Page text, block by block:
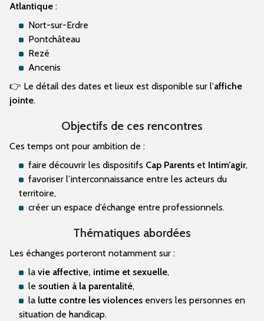
Atlantique :
Nort-sur-Erdre
Pontchâteau
Rezé
Ancenis
👉 Le détail des dates et lieux est disponible sur l’affiche
jointe.
Objectifs de ces rencontres
Ces temps ont pour ambition de :
faire découvrir les dispositifs Cap Parents et Intim’agir,
favoriser l’interconnaissance entre les acteurs du
territoire,
créer un espace d’échange entre professionnels.
Thématiques abordées
Les échanges porteront notamment sur :
la vie affective, intime et sexuelle,
le soutien à la parentalité,
la lutte contre les violences envers les personnes en
situation de handicap.